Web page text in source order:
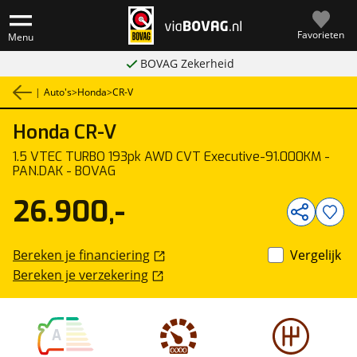
Menu Favorieten
BOVAG Zekerheid
| Auto's>Honda>CR-V
Honda CR-V
1.5 VTEC TURBO 193pk AWD CVT Executive-91.000KM -
PAN.DAK - BOVAG
A
26.900,-
Bereken je financiering
Bereken je verzekering
Vergelijk